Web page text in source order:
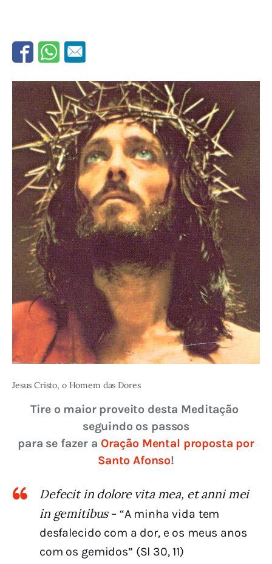
Jesus Cristo, o Homem das Dores
Tire o maior proveito desta Meditação
seguindo os passos
para se fazer a Oração Mental proposta por
Santo Afonso!
Defecit in dolore vita mea, et anni mei
in gemitibus– “A minha vida tem
desfalecido com a dor, e os meus anos
com os gemidos” (Sl 30, 11)